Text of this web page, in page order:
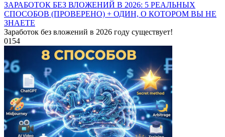
ЗАРАБОТОК БЕЗ ВЛОЖЕНИЙ В 2026: 5 РЕАЛЬНЫХ
СПОСОБОВ (ПРОВЕРЕНО) + ОДИН, О КОТОРОМ ВЫ НЕ
ЗНАЕТЕ
Заработок без вложений в 2026 году существует!
0154